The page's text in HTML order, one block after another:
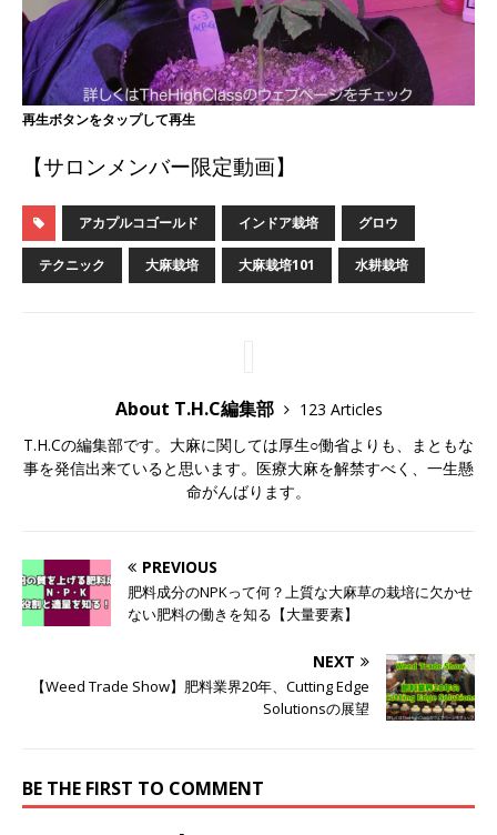
e
r
r
a
m
再生ボタンをタップして再生
【サロンメンバー限定動画】
アカプルコゴールド インドア栽培 グロウ
テクニック 大麻栽培 大麻栽培101 水耕栽培
About T.H.C編集部
123 Articles
T.H.Cの編集部です。大麻に関しては厚生○働省よりも、まともな
事を発信出来ていると思います。医療大麻を解禁すべく、一生懸
命がんばります。
PREVIOUS
肥料成分のNPKって何？上質な大麻草の栽培に欠かせ
ない肥料の働きを知る【大量要素】
NEXT
【Weed Trade Show】肥料業界20年、Cutting Edge
Solutionsの展望
BE THE FIRST TO COMMENT